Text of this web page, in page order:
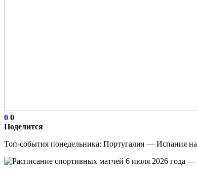
0 0
Поделится
Топ-события понедельника: Португалия — Испания